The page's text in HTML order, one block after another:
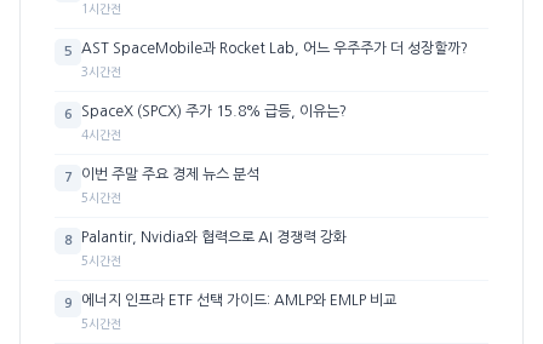
1시간전
5 AST SpaceMobile과 Rocket Lab, 어느 우주주가 더 성장할까?
3시간전
6 SpaceX (SPCX) 주가 15.8% 급등, 이유는?
4시간전
7 이번 주말 주요 경제 뉴스 분석
5시간전
8 Palantir, Nvidia와 협력으로 AI 경쟁력 강화
5시간전
9 에너지 인프라 ETF 선택 가이드: AMLP와 EMLP 비교
5시간전